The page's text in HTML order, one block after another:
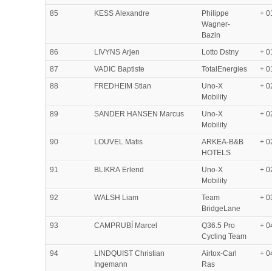
85
KESS Alexandre
Philippe
Wagner-
Bazin
+
86 LIVYNS Arjen Lotto Dstny
+
87
VADIC Baptiste TotalEnergies
+
88
FREDHEIM Stian
Uno-X
Mobility
+
89 SANDER HANSEN Marcus
Uno-X
Mobility
+
90 LOUVEL Matis
ARKEA-B&B
HOTELS
+
91 BLIKRA Erlend
Uno-X
Mobility
+
92 WALSH Liam
Team
BridgeLane
+
93 CAMPRUBÍ Marcel
Q36.5 Pro
Cycling Team
+
94
LINDQUIST Christian
Ingemann
Airtox-Carl
Ras
+